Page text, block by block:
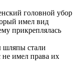
головной убор
имел вид
прикреплялась
шляпы стали
не имел права их